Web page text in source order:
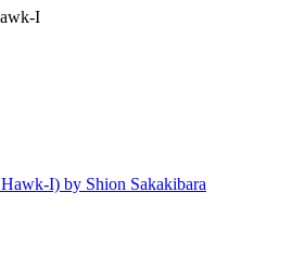
I
I) by Shion Sakakibara